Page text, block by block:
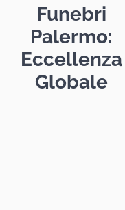
Funebri
Palermo:
Eccellenza
Globale